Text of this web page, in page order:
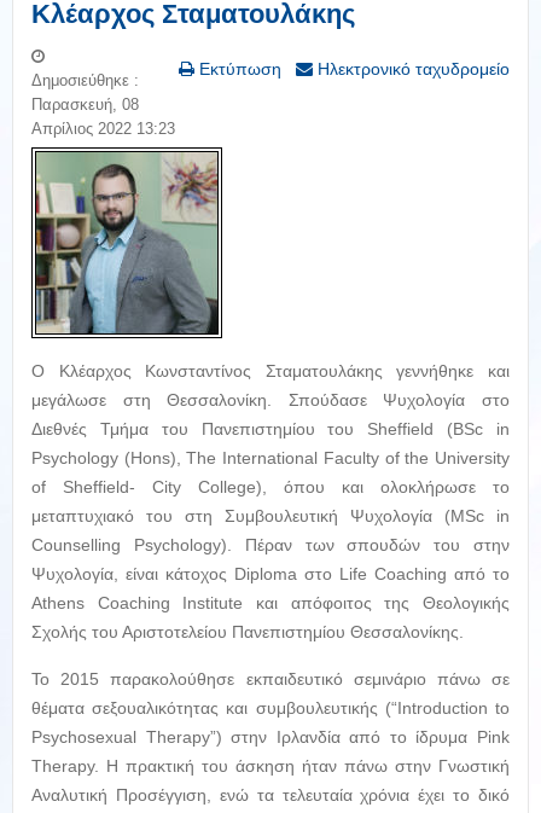
Κλέαρχος Σταματουλάκης
Εκτύπωση Ηλεκτρονικό ταχυδρομείο
Δημοσιεύθηκε :
Παρασκευή, 08
Απρίλιος 2022 13:23
Ο Κλέαρχος Κωνσταντίνος Σταματουλάκης γεννήθηκε και
μεγάλωσε στη Θεσσαλονίκη. Σπούδασε Ψυχολογία στο
Διεθνές Τμήμα του Πανεπιστημίου του Sheffield (BSc in
Psychology (Hons), The International Faculty of the University
of Sheffield- City College), όπου και ολοκλήρωσε το
μεταπτυχιακό του στη Συμβουλευτική Ψυχολογία (MSc in
Counselling Psychology). Πέραν των σπουδών του στην
Ψυχολογία, είναι κάτοχος Diploma στο Life Coaching από το
Athens Coaching Institute και απόφοιτος της Θεολογικής
Σχολής του Αριστοτελείου Πανεπιστημίου Θεσσαλονίκης.
Το 2015 παρακολούθησε εκπαιδευτικό σεμινάριο πάνω σε
θέματα σεξουαλικότητας και συμβουλευτικής (“Introduction to
Psychosexual Therapy”) στην Ιρλανδία από το ίδρυμα Pink
Therapy. Η πρακτική του άσκηση ήταν πάνω στην Γνωστική
Αναλυτική Προσέγγιση, ενώ τα τελευταία χρόνια έχει το δικό